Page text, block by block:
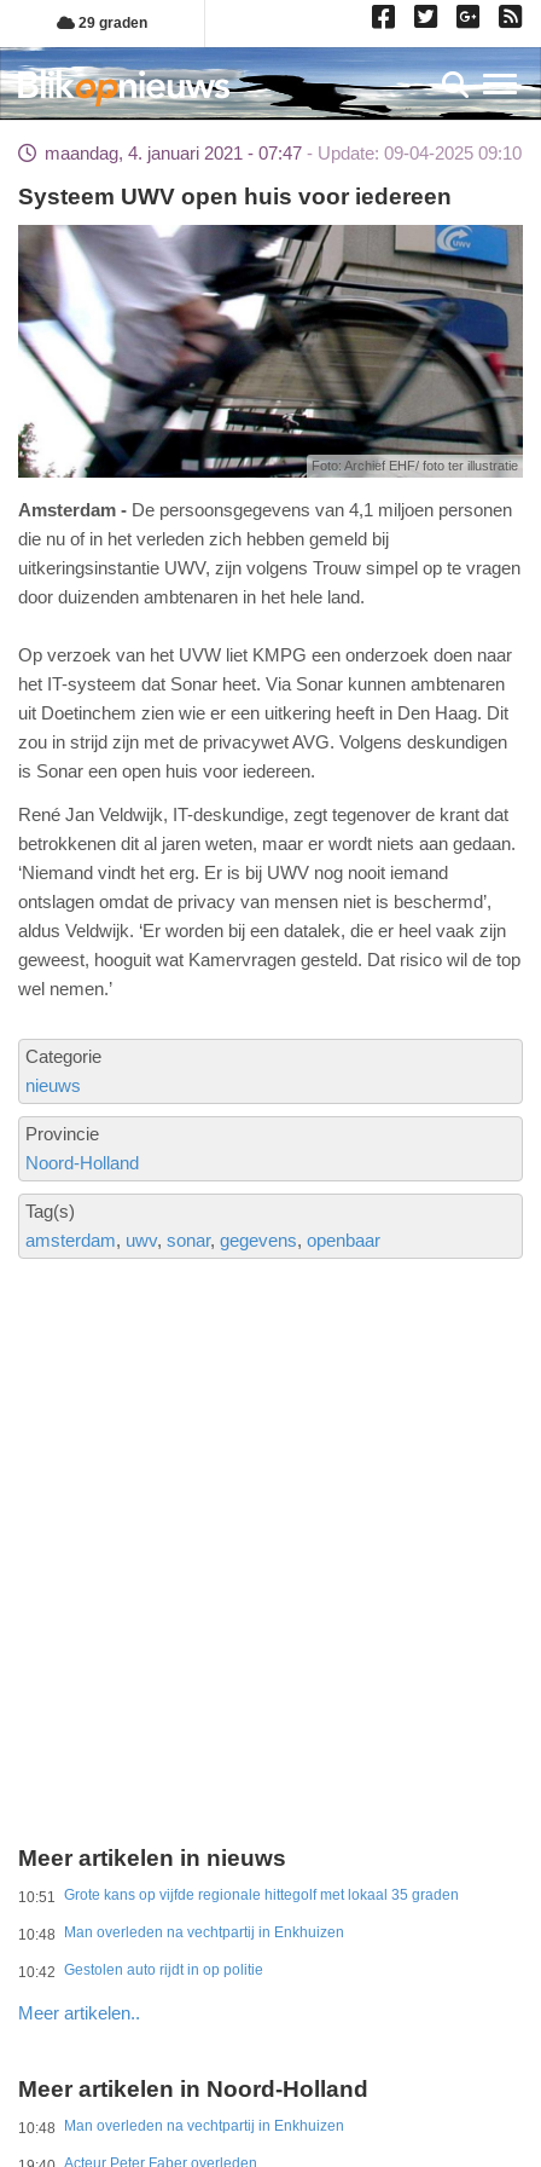
Overslaan
en
naar
de
gaan
29 graden
maandag, 4. januari 2021 - 07:47 Update: 09-04-2025 09:10
Systeem UWV open huis voor iedereen
Foto: Archief EHF/ foto ter illustratie
Amsterdam
De persoonsgegevens van 4,1 miljoen personen
die nu of in het verleden zich hebben gemeld bij
uitkeringsinstantie UWV, zijn volgens Trouw simpel op te vragen
door duizenden ambtenaren in het hele land.
Op verzoek van het UVW liet KMPG een onderzoek doen naar
het IT-systeem dat Sonar heet. Via Sonar kunnen ambtenaren
uit Doetinchem zien wie er een uitkering heeft in Den Haag. Dit
zou in strijd zijn met de privacywet AVG. Volgens deskundigen
is Sonar een open huis voor iedereen.
René Jan Veldwijk, IT-deskundige, zegt tegenover de krant dat
betrokkenen dit al jaren weten, maar er wordt niets aan gedaan.
‘Niemand vindt het erg. Er is bij UWV nog nooit iemand
ontslagen omdat de privacy van mensen niet is beschermd’,
aldus Veldwijk. ‘Er worden bij een datalek, die er heel vaak zijn
geweest, hooguit wat Kamervragen gesteld. Dat risico wil de top
wel nemen.’
Categorie
nieuws
Provincie
Noord-Holland
Tag(s)
amsterdam uwv sonar gegevens openbaar
Meer artikelen in nieuws
10:51 Grote kans op vijfde regionale hittegolf met lokaal 35 graden
10:48 Man overleden na vechtpartij in Enkhuizen
10:42 Gestolen auto rijdt in op politie
Meer artikelen..
Meer artikelen in Noord-Holland
10:48 Man overleden na vechtpartij in Enkhuizen
Acteur Peter Faber overleden